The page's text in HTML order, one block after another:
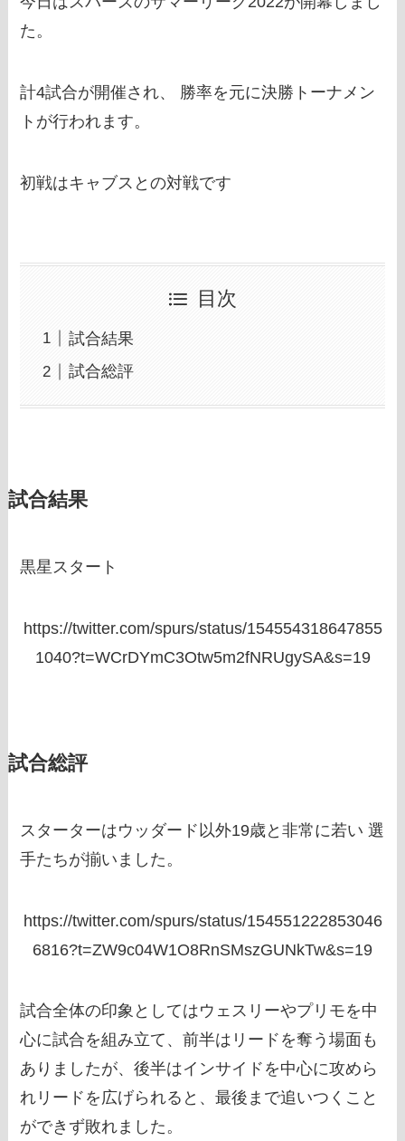
た。
計4試合が開催され、 勝率を元に決勝トーナメン
トが行われます。
初戦はキャブスとの対戦です
目次
試合結果
試合総評
試合結果
黒星スタート
https://twitter.com/spurs/status/154554318647855
1040?t=WCrDYmC3Otw5m2fNRUgySA&s=19
試合総評
スターターはウッダード以外19歳と非常に若い 選
手たちが揃いました。
https://twitter.com/spurs/status/154551222853046
6816?t=ZW9c04W1O8RnSMszGUNkTw&s=19
試合全体の印象としてはウェスリーやプリモを中
心に試合を組み立て、前半はリードを奪う場面も
ありましたが、後半はインサイドを中心に攻めら
れリードを広げられると、最後まで追いつくこと
ができず敗れました。